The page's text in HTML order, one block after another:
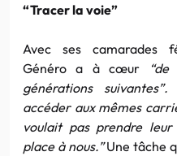
“Tracer la voie”
Avec ses camarades
Généro a à cœur
générations
accéder aux mêmes
voulait pas prendre
place à nous.”Une tâche